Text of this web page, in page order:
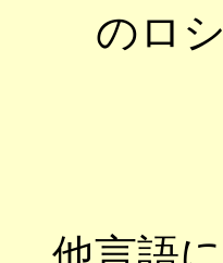
のロ